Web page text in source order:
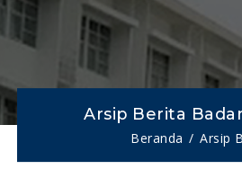
Arsip Berita
Beranda Arsip